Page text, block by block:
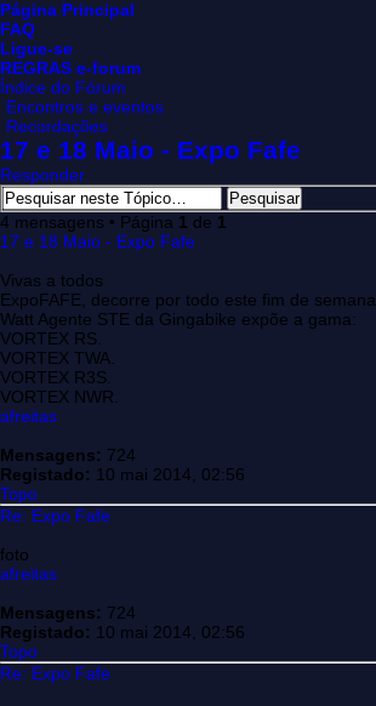
Página Principal
FAQ
Ligue-se
REGRAS e-forum
Índice do Fórum
Encontros e eventos
Recordações
17 e 18 Maio - Expo Fafe
Responder
4 mensagens • Página 1 de 1
17 e 18 Maio - Expo Fafe
Vivas a todos
ExpoFAFE, decorre por todo este fim de semana.
Watt Agente STE da Gingabike expõe a gama:
VORTEX RS.
VORTEX TWA.
VORTEX R3S.
VORTEX NWR.
afreitas
Mensagens: 724
Registado: 10 mai 2014, 02:56
Topo
Re: Expo Fafe
foto
afreitas
Mensagens: 724
Registado: 10 mai 2014, 02:56
Topo
Re: Expo Fafe